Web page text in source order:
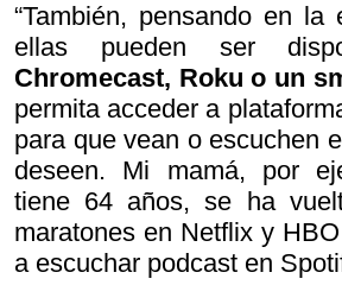
“También, pensando en la
ellas pueden ser
Chromecast, Roku o un
permita acceder a
para que vean o escuchen
deseen. Mi mamá, por
tiene 64 años, se ha
maratones en Netflix y
a escuchar podcast en